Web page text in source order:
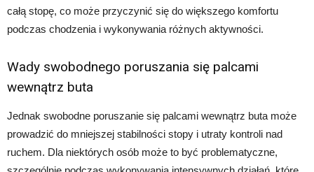
całą stopę, co może przyczynić się do większego komfortu
podczas chodzenia i wykonywania różnych aktywności.
Wady swobodnego poruszania się palcami
wewnątrz buta
Jednak swobodne poruszanie się palcami wewnątrz buta może
prowadzić do mniejszej stabilności stopy i utraty kontroli nad
ruchem. Dla niektórych osób może to być problematyczne,